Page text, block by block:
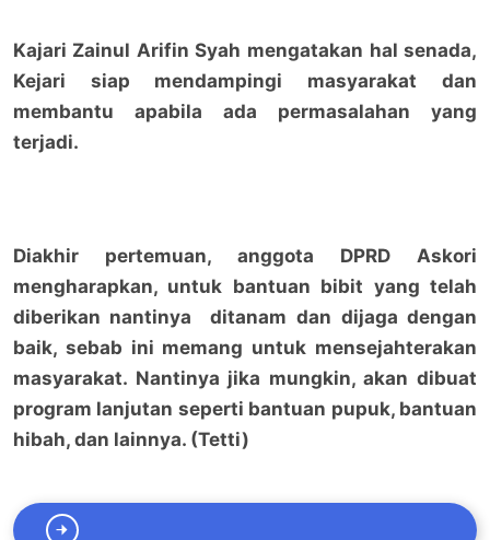
Kajari Zainul Arifin Syah mengatakan hal senada,
Kejari siap mendampingi masyarakat dan
membantu apabila ada permasalahan yang
terjadi.
Diakhir pertemuan, anggota DPRD Askori
mengharapkan, untuk bantuan bibit yang telah
diberikan nantinya ditanam dan dijaga dengan
baik, sebab ini memang untuk mensejahterakan
masyarakat. Nantinya jika mungkin, akan dibuat
program lanjutan seperti bantuan pupuk, bantuan
hibah, dan lainnya. (Tetti)